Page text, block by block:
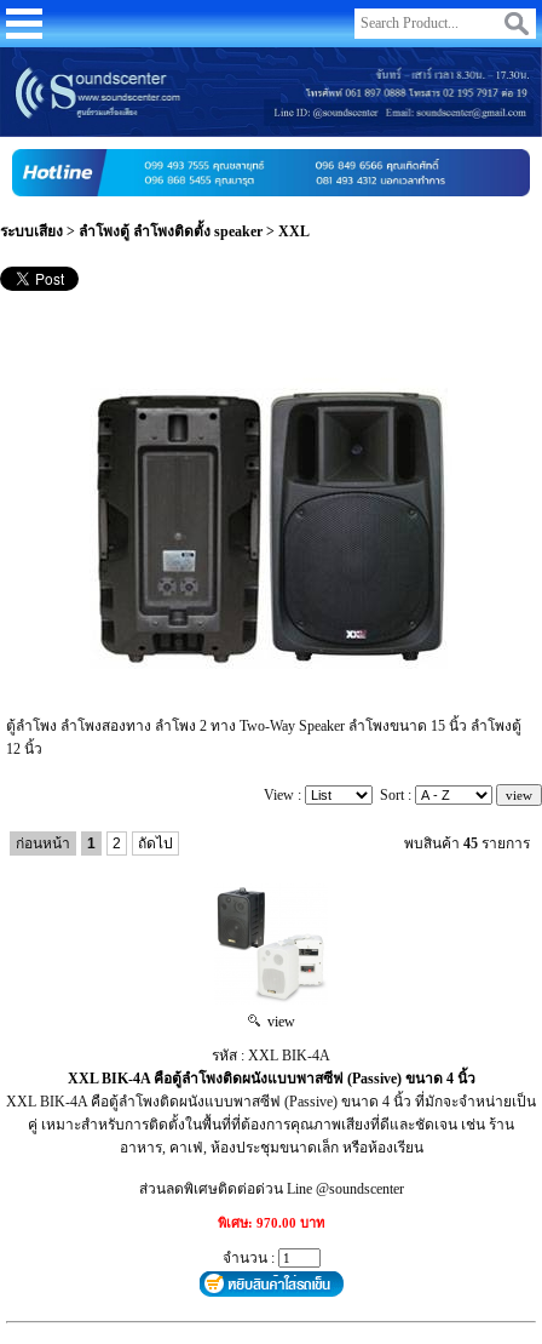
ระบบเสียง > ลำโพงตู้ ลำโพงติดตั้ง speaker > XXL
ตู้ลำโพง ลำโพงสองทาง ลำโพง 2 ทาง Two-Way Speaker ลำโพงขนาด 15 นิ้ว ลำโพงตู้
12 นิ้ว
View : Sort :
ก่อนหน้า 1 2 ถัดไป พบสินค้า 45 รายการ
view
รหัส : XXL BIK-4A
XXL BIK-4A คือตู้ลำโพงติดผนังแบบพาสซีฟ (Passive) ขนาด 4 นิ้ว
XXL BIK-4A คือตู้ลำโพงติดผนังแบบพาสซีฟ (Passive) ขนาด 4 นิ้ว ที่มักจะจำหน่ายเป็น
คู่ เหมาะสำหรับการติดตั้งในพื้นที่ที่ต้องการคุณภาพเสียงที่ดีและชัดเจน เช่น ร้าน
อาหาร, คาเฟ่, ห้องประชุมขนาดเล็ก หรือห้องเรียน
ส่วนลดพิเศษติดต่อด่วน Line @soundscenter
พิเศษ: 970.00 บาท
จำนวน :